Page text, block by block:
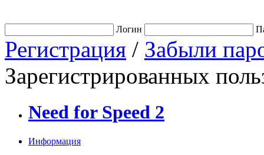
Логин
Регистрация / Забыли
Зарегистрированных
Need for Speed 2
Информация